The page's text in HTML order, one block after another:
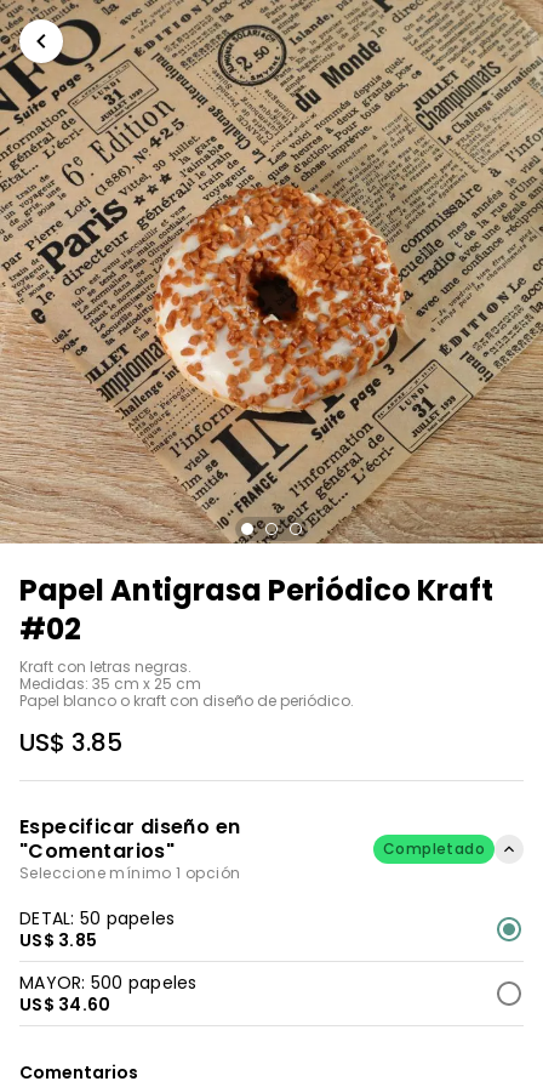
Papel Antigrasa Periódico Kraft
#02
Kraft con letras negras.
Medidas: 35 cm x 25 cm
Papel blanco o kraft con diseño de periódico.
US$ 3.85
Especificar diseño en
"Comentarios"
Seleccione mínimo 1 opción
Completado
DETAL: 50 papeles
US$ 3.85
MAYOR: 500 papeles
US$ 34.60
Comentarios